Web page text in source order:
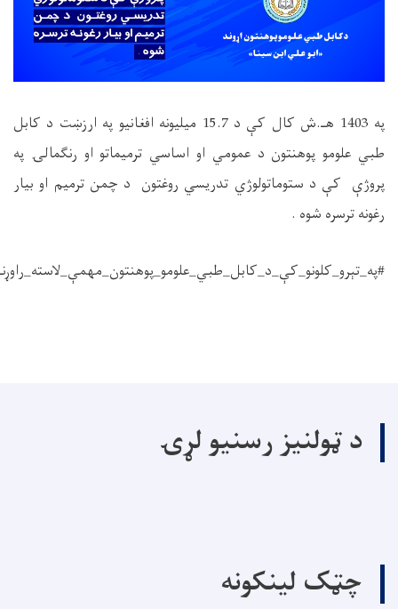
په 1403 هـ.ش کال کې د 15.7 ميليونه افغانيو په ارزښت د کابل
طبي علومو پوهنتون د عمومي او اساسي ترميماتو او رنګمالۍ په
پروژې کې د ستوماتولوژي تدريسي روغتون د چمن ترميم او بيار
رغونه ترسره شوه .
#په_تېرو_کلونو_کې_د_کابل_طبي_علومو_پوهنتون_مهمې_لاسته_راوړنې
د ټولنیز رسنیو لړۍ
چټک لینکونه